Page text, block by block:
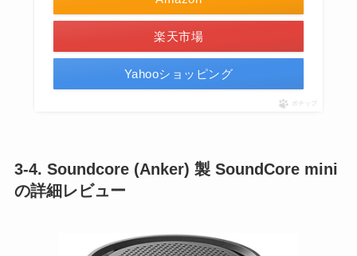
楽天市場
Yahooショッピング
ポチップ
3-4. Soundcore (Anker) 製 SoundCore mini
の詳細レビュー